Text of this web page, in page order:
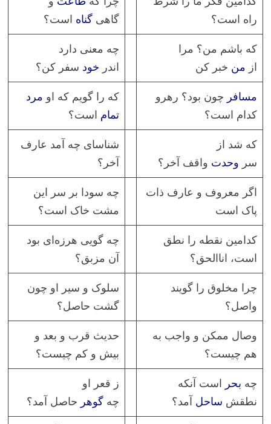
راه است؟
گاهی گناه است؟
که باشم من؟ مرا
از من خبر کن
چه معنی دارد
اندر خود سفر کن؟
مسافر چون بود؟ رهرو
کدام است؟
که را گویم که او مرد
تمام است؟
که شد از
سر وحدت واقف آخر؟
شناسای چه آمد عارف
آخر؟
اگر معروف و عارف ذات
پاک است
چه سودا بر سر این
مشت خاک است؟
کدامین نقطه را نطق
است، اناالحق؟
چه گویی هرزه‌ای بود
آن مزبق؟
چرا مخلوق را گویند
واصل؟
سلوک و سیر او چون
گشت حاصل؟
وصال ممکن و واجب به
هم چیست؟
حدیث قرب و بعد و
بیش و کم چیست؟
چه بحر است آنکه
نطقش ساحل آمد؟
ز قعر او
چه گوهر حاصل آمد؟